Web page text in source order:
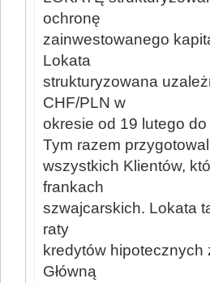
ochronę
zainwestowanego
Lokata
strukturyzowana
CHF/PLN w
okresie od 19 lutego do
Tym razem
wszystkich Klientów,
frankach
szwajcarskich. Lokata
raty
kredytów
Główną